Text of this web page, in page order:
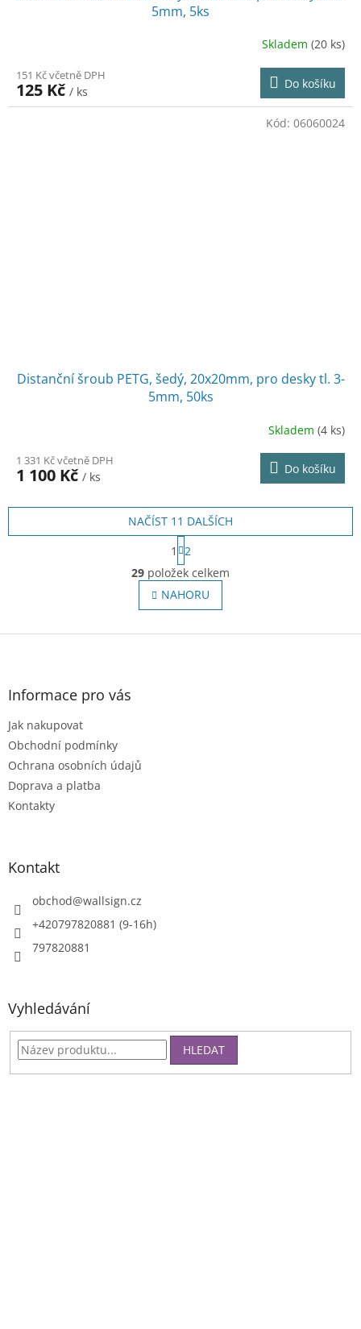
5mm, 5ks
Skladem (20 ks)
151 Kč včetně DPH
125 Kč / ks
Do košíku
Distanční šroub PETG, šedý, 20x20mm, pro desky tl. 3-
5mm, 50ks
Skladem (4 ks)
1 331 Kč včetně DPH
1 100 Kč / ks
Do košíku
Kód: 06060024
O
v
l
á
NAČÍST 11 DALŠÍCH
S
t
r
á
n
k
v
1
2
29 položek celkem
NAHORU
Z
Informace pro vás
Jak nakupovat
Obchodní podmínky
Ochrana osobních údajů
Doprava a platba
Kontakty
Kontakt
obchod@wallsign.cz
+420797820881 (9-16h)
797820881
Vyhledávání
HLEDAT